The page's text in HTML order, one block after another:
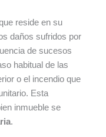
reside en su
daños sufridos por
de sucesos
habitual de las
o el incendio que
Esta
inmueble se
.